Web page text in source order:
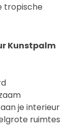
tropische
Kunstpalm
je interieur
ruimtes